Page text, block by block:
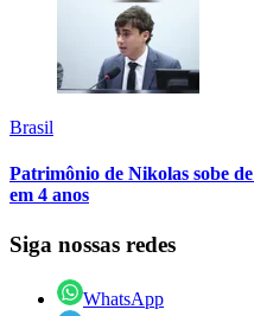
Brasil
Patrimônio de Nikolas sobe
em 4 anos
Siga nossas redes
WhatsApp